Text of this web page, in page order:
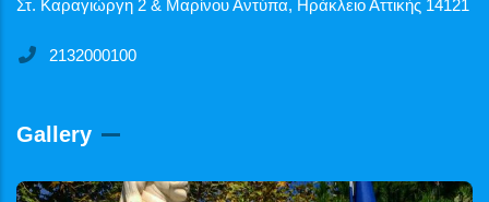
Στ. Καραγιώργη 2 & Μαρίνου Αντύπα, Ηράκλειο Αττικής 14121
2132000100
Gallery